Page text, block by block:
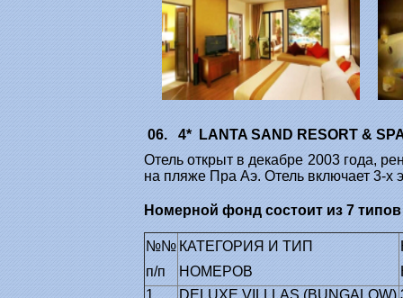
06. 4* LANTA SAND RESORT &
Отель открыт в декабре 2003 года,
на пляже Пра Аэ. Отель включает 3-х
Номерной фонд состоит из 7
№№
п/п
КАТЕГОРИЯ И ТИП
НОМЕРОВ
1.
DELUXE VILLLAS (BUNGALOW)